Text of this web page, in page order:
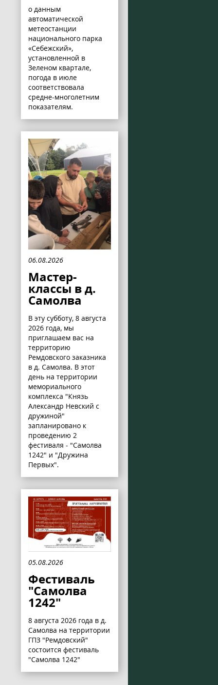
о данным
автоматической
метеостанции
национального парка
«Себежский»,
установленной в
Зеленом квартале,
погода в июле
соответствовала
средне-многолетним
показателям.
06.08.2026
Мастер-
классы в д.
Самолва
В эту субботу, 8 августа
2026 года, мы
приглашаем вас на
территорию
Ремдовского заказника
в д. Самолва. В этот
день на территории
мемориального
комплекса "Князь
Александр Невский с
дружиной"
запланировано к
проведению 2
фестиваля - "Самолва
1242" и "Дружина
Первых".
05.08.2026
Фестиваль
"Самолва
1242"
8 августа 2026 года в д.
Самолва на территории
ГПЗ "Ремдовский"
состоится фестиваль
"Самолва 1242"